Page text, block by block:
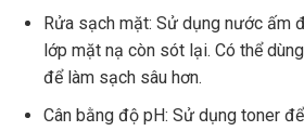
Rửa sạch mặt: Sử dụng nước ấm
lớp mặt nạ còn sót lại. Có thể
để làm sạch sâu hơn.
Cân bằng độ pH: Sử dụng toner